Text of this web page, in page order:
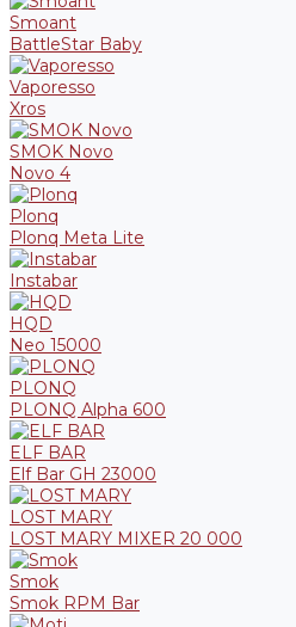
Smoant
BattleStar Baby
Vaporesso
Xros
SMOK Novo
Novo 4
Plonq
Plonq Meta Lite
Instabar
HQD
Neo 15000
PLONQ
PLONQ Alpha 600
ELF BAR
Elf Bar GH 23000
LOST MARY
LOST MARY MIXER 20 000
Smok
Smok RPM Bar